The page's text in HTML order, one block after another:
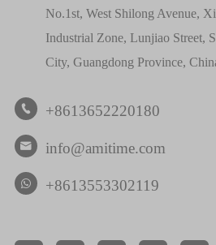
No.1st, West Shilong Avenue,
Industrial Zone, Lunjiao Street,
City, Guangdong Province,
 +8613652220180
 info@amitime.com
+8613553302119